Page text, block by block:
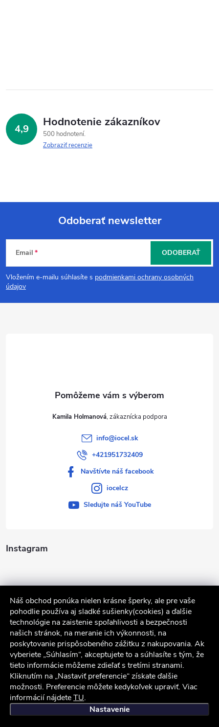
Náš obchod ponúka nielen krásne šperky, ale pre vaše
pohodlie používa aj sladké sušienky(cookies) a ďalšie
technológie na zaistenie spoľahlivosti a bezpečnosti
našich stránok, na meranie ich výkonnosti, na
poskytovanie prispôsobeného zážitku z nakupovania. Ak
vyberiete „Súhlasím“, akceptujete to a súhlasíte s tým, že
tieto informácie môžeme zdieľať s tretími stranami.
Kliknutím na „Nastaviť preferencie“ získate ďalšie
možnosti. Preferencie môžete kedykoľvek upraviť. Viac
informácií nájdeteTU.
Nastavenie
4,9 Hodnotenie zákazníkov
500 hodnotení
Zobraziť recenzie
Z
á
p
Odoberať newsletter
Email
Vložením e-mailu súhlasíte s podmienkami ochrany osobných
údajov
ODOBERAŤ
Instagram
Sledovať na Instagrame
Služby zákazníkom
Kamila Holmanová
info@iocel.sk
+421951732409
Navštívte náš facebook
iocelcz
Sledujte náš YouTube
iocel.sk Obchodné podmienky Ochrana osobných údajov